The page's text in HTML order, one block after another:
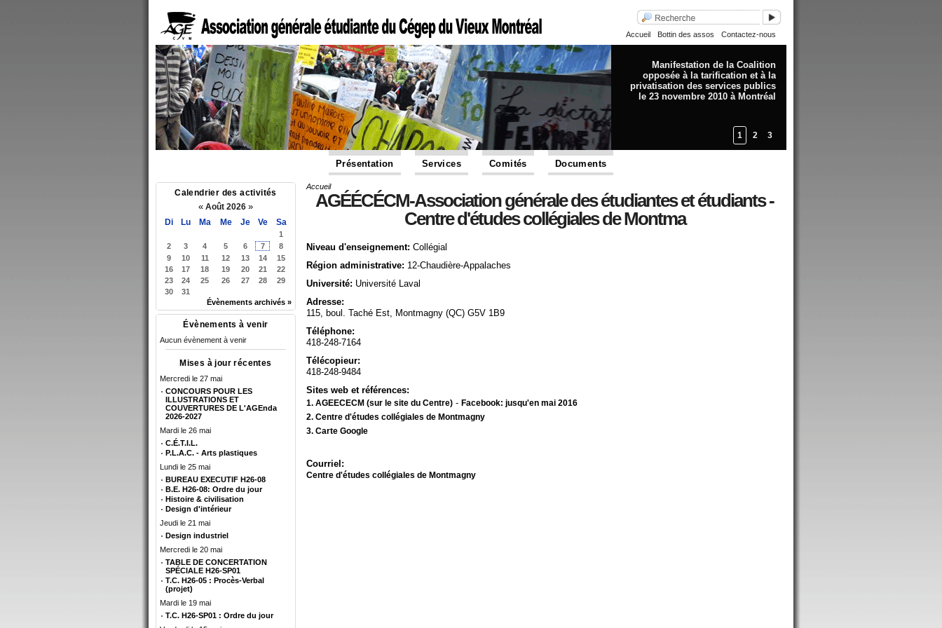
Accueil Bottin des assos Contactez-nous
Manifestation de la Coalition
opposée à la tarification et à la
privatisation des services publics
le 23 novembre 2010 à Montréal
1 2 3
Présentation Services Comités Documents
Calendrier des activités
« Août 2026 »
Di Lu Ma Me Je Ve Sa
1
2
3 4 5 6 7
8
9
10 11 12 13 14
15
16
17 18 19 20 21
22
23
24 25 26 27 28
29
30
31
Évènements archivés »
Évènements à venir
Aucun évènement à venir
Mises à jour récentes
Mercredi le 27 mai
CONCOURS POUR LES
ILLUSTRATIONS ET
COUVERTURES DE L'AGEnda
2026-2027
Mardi le 26 mai
C.É.T.I.L.
P.L.A.C. - Arts plastiques
Lundi le 25 mai
BUREAU EXECUTIF H26-08
B.E. H26-08: Ordre du jour
Histoire & civilisation
Design d'intérieur
Jeudi le 21 mai
Design industriel
Mercredi le 20 mai
TABLE DE CONCERTATION
SPÉCIALE H26-SP01
T.C. H26-05 : Procès-Verbal
(projet)
Mardi le 19 mai
T.C. H26-SP01 : Ordre du jour
Vous êtes ici
Accueil
AGÉÉCÉCM-Association générale des étudiantes et étudiants -
Centre d'études collégiales de Montma
Niveau d'enseignement: Collégial
Région administrative: 12-Chaudière-Appalaches
Université: Université Laval
Adresse:
115, boul. Taché Est, Montmagny (QC) G5V 1B9
Téléphone:
418-248-7164
Télécopieur:
418-248-9484
Sites web et références:
1. AGEECECM (sur le site du Centre) - Facebook: jusqu'en mai 2016
2. Centre d'études collégiales de Montmagny
3. Carte Google
Courriel:
Centre d'études collégiales de Montmagny